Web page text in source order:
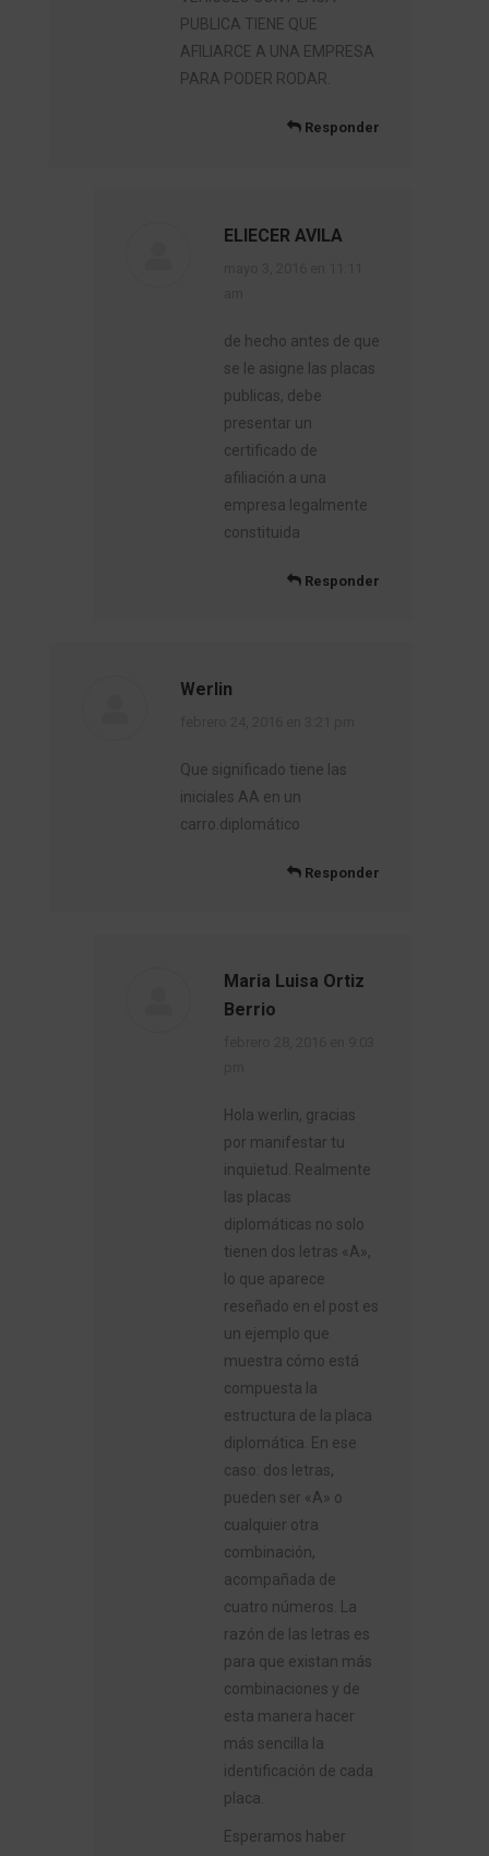
PUBLICA TIENE QUE
AFILIARCE A UNA EMPRESA
PARA PODER RODAR.
Responder
ELIECER AVILA
de hecho antes de que
se le asigne las placas
publicas, debe
presentar un
certificado de
afiliación a una
empresa legalmente
constituida
Responder
Werlin
Que significado tiene las
iniciales AA en un
carro.diplomático
Responder
Maria Luisa Ortiz
Berrio
Hola werlin, gracias
por manifestar tu
inquietud. Realmente
las placas
diplomáticas no solo
tienen dos letras «A»,
lo que aparece
reseñado en el post es
un ejemplo que
muestra cómo está
compuesta la
estructura de la placa
diplomática. En ese
caso: dos letras,
pueden ser «A» o
cualquier otra
combinación,
acompañada de
cuatro números. La
razón de las letras es
para que existan más
combinaciones y de
esta manera hacer
más sencilla la
identificación de cada
placa.
Esperamos haber